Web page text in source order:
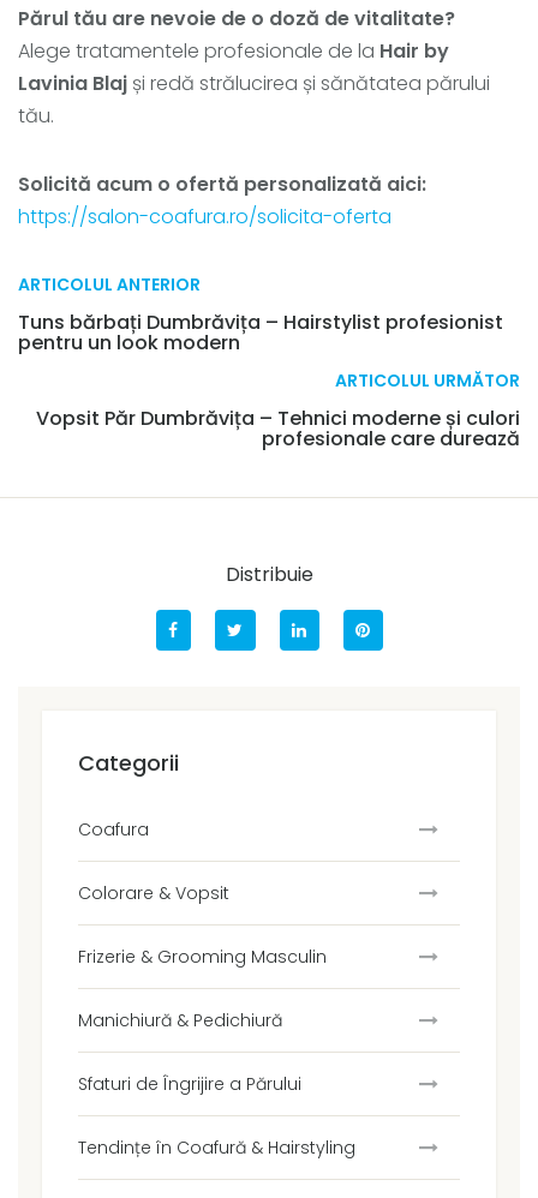
Părul tău are nevoie de o doză de vitalitate?
Alege tratamentele profesionale de la Hair by
Lavinia Blaj și redă strălucirea și sănătatea părului
tău.
Solicită acum o ofertă personalizată aici:
https://salon-coafura.ro/solicita-oferta
ARTICOLUL ANTERIOR
Tuns bărbați Dumbrăvița – Hairstylist profesionist
pentru un look modern
ARTICOLUL URMĂTOR
Vopsit Păr Dumbrăvița – Tehnici moderne și culori
profesionale care durează
Distribuie
Categorii
Coafura
Colorare & Vopsit
Frizerie & Grooming Masculin
Manichiură & Pedichiură
Sfaturi de Îngrijire a Părului
Tendințe în Coafură & Hairstyling